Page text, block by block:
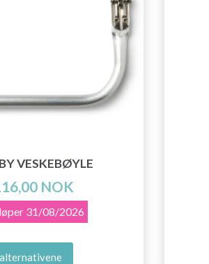
VESKEBØYLE
NOK
31/08/2026